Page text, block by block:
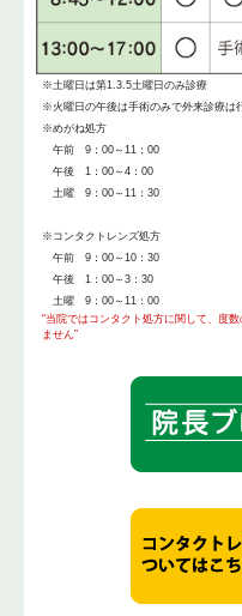
※土曜日は第1.3.5土曜日のみ診療
※火曜日の午後は手術のみで外来診療は
※めがね処方
午前 9：00～11：00
午後 1：00～4：00
土曜 9：00～11：30
※コンタクトレンズ処方
午前 9：00～10：30
午後 1：00～3：30
土曜 9：00～11：00
“当院ではコンタクト処方に関して、度
ません”